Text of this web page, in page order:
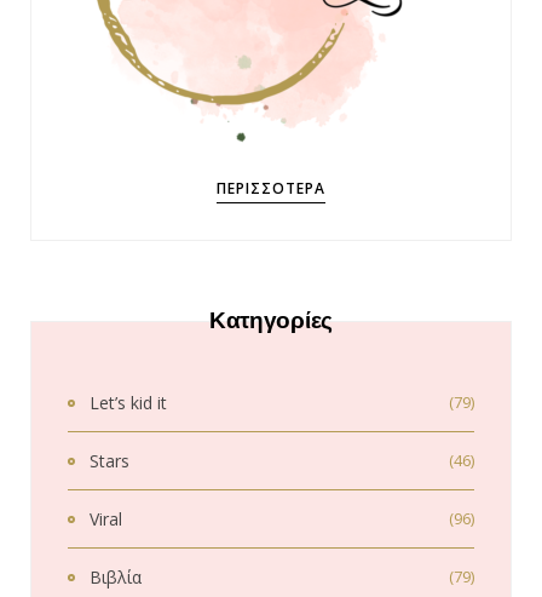
ΠΕΡΙΣΣΌΤΕΡΑ
Κατηγορίες
Let’s kid it (79)
Stars (46)
Viral (96)
Βιβλία (79)